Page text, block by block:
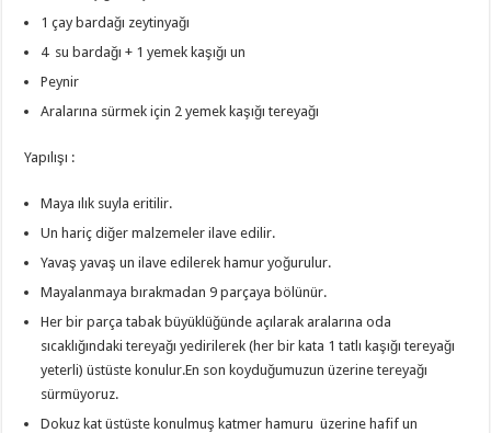
1 çay bardağı zeytinyağı
4 su bardağı + 1 yemek kaşığı un
Peynir
Aralarına sürmek için 2 yemek kaşığı tereyağı
Yapılışı :
Maya ılık suyla eritilir.
Un hariç diğer malzemeler ilave edilir.
Yavaş yavaş un ilave edilerek hamur yoğurulur.
Mayalanmaya bırakmadan 9 parçaya bölünür.
Her bir parça tabak büyüklüğünde açılarak aralarına oda
sıcaklığındaki tereyağı yedirilerek (her bir kata 1 tatlı kaşığı tereyağı
yeterli) üstüste konulur.En son koyduğumuzun üzerine tereyağı
sürmüyoruz.
Dokuz kat üstüste konulmuş katmer hamuru üzerine hafif un